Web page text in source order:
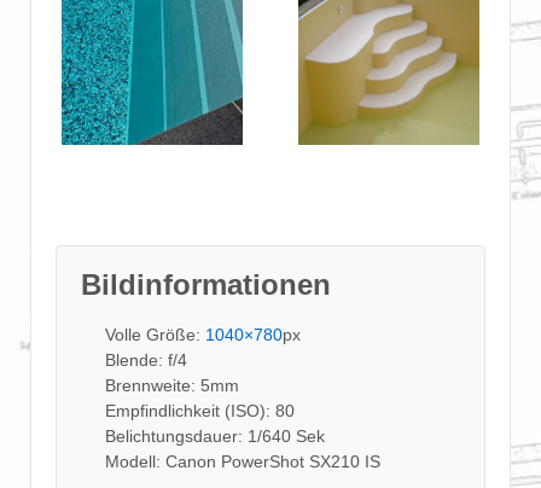
Bildinformationen
Volle Größe: 1040×780px
Blende: f/4
Brennweite: 5mm
Empfindlichkeit (ISO): 80
Belichtungsdauer: 1/640 Sek
Modell: Canon PowerShot SX210 IS